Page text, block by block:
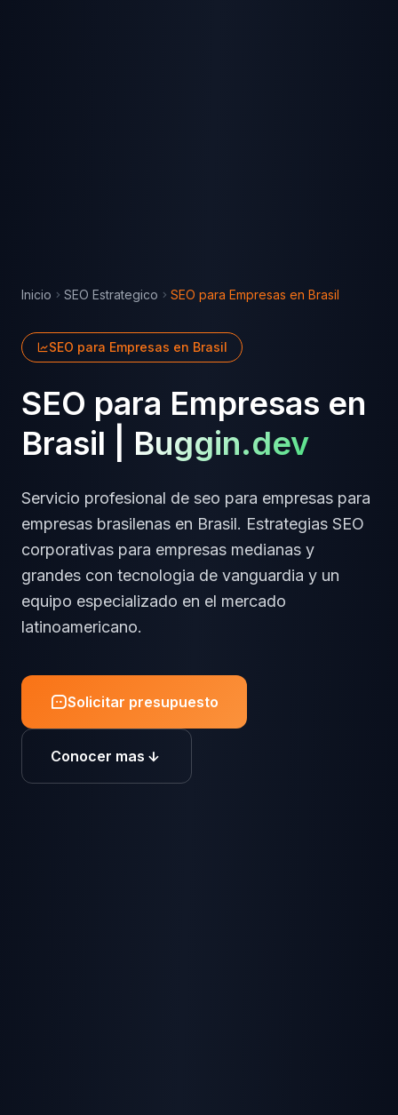
Inicio SEO Estrategico SEO para Empresas en Brasil
SEO para Empresas en Brasil
SEO para Empresas en
Brasil
Buggin.dev
Servicio profesional de seo para empresas para
empresas brasilenas en Brasil. Estrategias SEO
corporativas para empresas medianas y
grandes con tecnologia de vanguardia y un
equipo especializado en el mercado
latinoamericano.
Solicitar presupuesto
Conocer mas